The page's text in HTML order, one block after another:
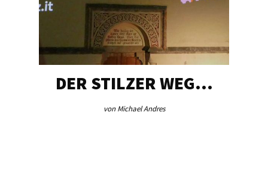
DER STILZER WEG…
von Michael Andres